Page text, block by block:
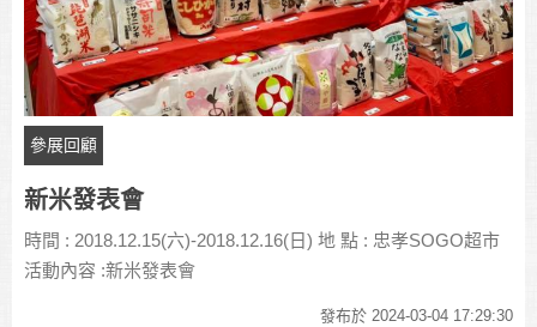
參展回顧
新米發表會
時間 : 2018.12.15(六)-2018.12.16(日) 地 點 : 忠孝SOGO超市
活動內容 :新米發表會
發布於 2024-03-04 17:29:30